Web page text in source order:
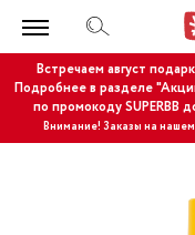
Встречаем август
Подробнее в разделе
по промокоду SUPERBB
Внимание! Заказы на